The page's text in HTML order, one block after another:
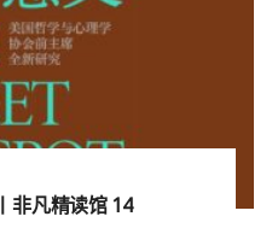
非凡精读馆 14